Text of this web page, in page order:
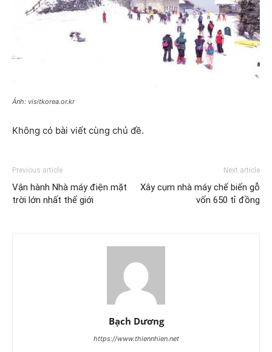
Ảnh: visitkorea.or.kr
Không có bài viết cùng chủ đề.
Previous article
Vận hành Nhà máy điện mặt
trời lớn nhất thế giới
Next article
Xây cụm nhà máy chế biến gỗ
vốn 650 tỉ đồng
Bạch Dương
https://www.thiennhien.net